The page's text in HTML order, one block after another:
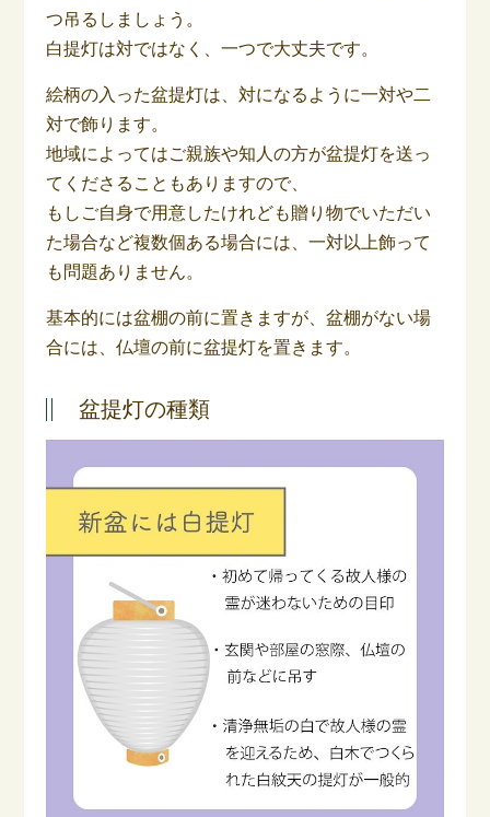
つ吊るしましょう。
白提灯は対ではなく、一つで大丈夫です。
絵柄の入った盆提灯は、対になるように一対や二
対で飾ります。
地域によってはご親族や知人の方が盆提灯を送っ
てくださることもありますので、
もしご自身で用意したけれども贈り物でいただい
た場合など複数個ある場合には、一対以上飾って
も問題ありません。
基本的には盆棚の前に置きますが、盆棚がない場
合には、仏壇の前に盆提灯を置きます。
盆提灯の種類